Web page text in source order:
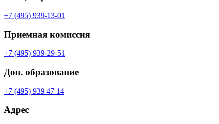
+7 (495) 939-13-01
Приемная комиссия
+7 (495) 939-29-51
Доп. образование
+7 (495) 939 47 14
Адрес